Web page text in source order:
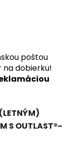
poštou
na dobierku!
S OUTLAST®-